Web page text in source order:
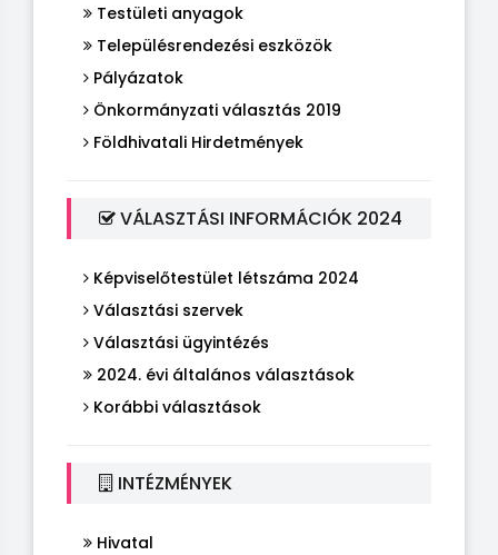
Testületi anyagok
Településrendezési eszközök
Pályázatok
Önkormányzati választás 2019
Földhivatali Hirdetmények
VÁLASZTÁSI INFORMÁCIÓK 2024
Képviselőtestület létszáma 2024
Választási szervek
Választási ügyintézés
2024. évi általános választások
Korábbi választások
INTÉZMÉNYEK
Hivatal